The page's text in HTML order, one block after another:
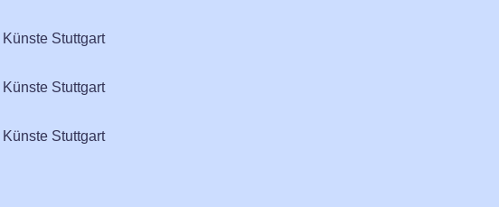
Stuttgart
Stuttgart
Stuttgart